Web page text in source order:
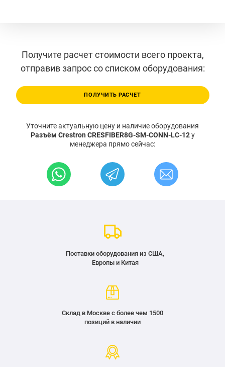
Получите расчет стоимости всего проекта,
отправив запрос со списком оборудования:
ПОЛУЧИТЬ РАСЧЕТ
Уточните актуальную цену и наличие оборудования
Разъём Crestron CRESFIBER8G-SM-CONN-LC-12у
менеджера прямо сейчас:
Поставки оборудования из США,
Европы и Китая
Склад в Москве с более чем 1500
позиций в наличии